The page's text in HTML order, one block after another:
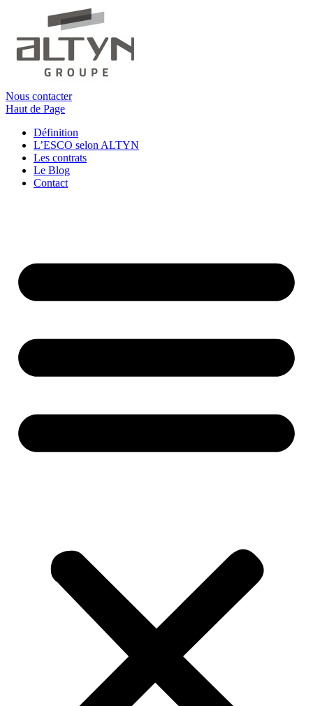
Nous contacter
Haut de Page
Définition
L’ESCO selon ALTYN
Les contrats
Le Blog
Contact